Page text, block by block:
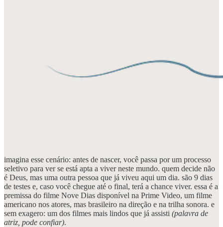
imagina esse cenário: antes de nascer, você passa por um processo
seletivo para ver se está apta a viver neste mundo. quem decide não
é Deus, mas uma outra pessoa que já viveu aqui um dia. são 9 dias
de testes e, caso você chegue até o final, terá a chance viver. essa é a
premissa do filme Nove Dias disponível na Prime Video, um filme
americano nos atores, mas brasileiro na direção e na trilha sonora. e
sem exagero: um dos filmes mais lindos que já assisti (palavra de
atriz, pode confiar).